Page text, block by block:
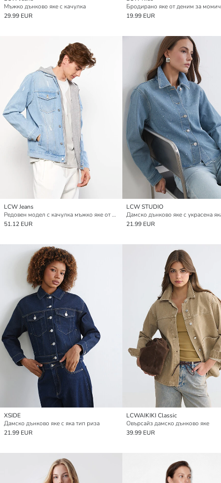
Мъжко дънково яке с качулка
29.99 EUR
Бродирано яке от деним за
19.99 EUR
LCW Jeans
Редовен модел с качулка мъжко яке от дънков плат
51.12 EUR
LCW STUDIO
Дамско дънково яке с украсена
21.99 EUR
XSIDE
Дамско дънково яке с яка тип риза
21.99 EUR
LCWAIKIKI Classic
Овърсайз дамско дънково яке
39.99 EUR